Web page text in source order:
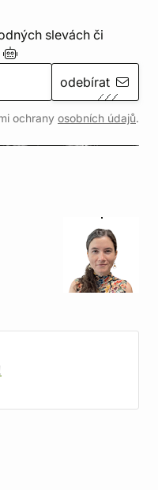
slevách či
odebírat
ochrany osobních údajů.